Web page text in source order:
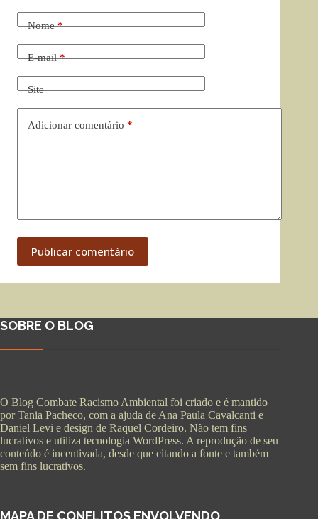
Nome*
E-mail*
Site
Adicionar comentário *
Publicar comentário
SOBRE O BLOG
O Blog Combate Racismo Ambiental foi criado e é mantido
por Tania Pacheco, com a ajuda de Ana Paula Cavalcanti e
Daniel Levi e design de Raquel Cordeiro. Não tem fins
lucrativos e utiliza tecnologia WordPress. A reprodução de seu
conteúdo é incentivada, desde que citando a fonte e também
sem fins lucrativos.
MAPA DE CONFLITOS ENVOLVENDO